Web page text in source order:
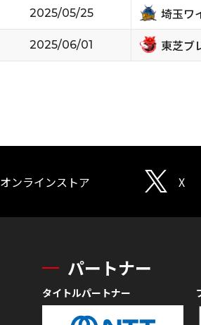
2025/05/25 埼玉ワ
2025/06/01 東芝ブ
オンラインストア X
パートナー
タイトルパートナー